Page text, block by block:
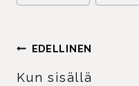
ARTIKKELIEN
SELAUS
EDELLINEN
Kun sisällä